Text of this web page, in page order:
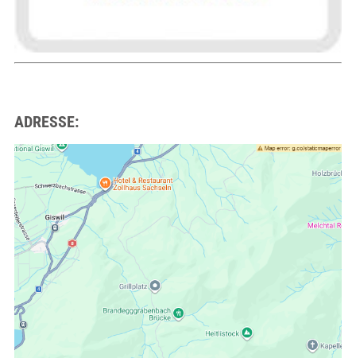
ADRESSE: